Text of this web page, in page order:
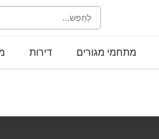
מתחמי מגורים דירות